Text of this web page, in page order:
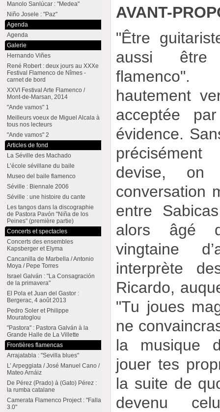
AVANT-
"Être
aussi être
flamenco".
hautement
acceptée
évidence.
devise, on
conversation
entre
alors âgé
vingtaine
interprète
Ricardo,
"Tu joues
ne
la musique
jouer tes
la suite de
devenu
Manolo Sanlúcar : "Medea"
Niño Josele : "Paz"
Agenda
Agenda
Galerie
Hernando Viñes
René Robert : deux jours au XXXe
Festival Flamenco de Nîmes -
carnet de bord
XXVI Festival Arte Flamenco /
Mont-de-Marsan, 2014
"Ande vamos" 1
Meilleurs voeux de Miguel Alcala à
tous nos lecteurs
"Ande vamos" 2
Articles de fond
La Séville des Machado
L’école sévillane du baile
Museo del baile flamenco
Séville : Biennale 2006
Séville : une histoire du cante
Les tangos dans la discographie
de Pastora Pavón "Niña de los
Peines" (première partie)
Concerts et spectacles
Concerts des ensembles
Kapsberger et Elyma
Cancanilla de Marbella / Antonio
Moya / Pepe Torres
Israel Galván : "La Consagración
de la primavera"
El Pola et Juan del Gastor :
Bergerac, 4 août 2013
Pedro Soler et Philippe
Mouratoglou
"Pastora" : Pastora Galván à la
Grande Halle de La Villette
Frontières flamencas
Arrajatabla : "Sevilla blues"
L’ Arpeggiata / José Manuel Cano /
Mateo Arnáiz
De Pérez (Prado) à (Gato) Pérez :
la rumba catalane
Camerata Flamenco Project : "Falla
3.0"